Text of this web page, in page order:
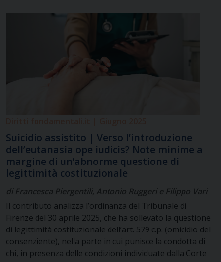
definiscono i presupposti, i tempi e le condizioni per
l’accesso di un individuo al suicidio assistito, tramite il
Servizio Sanitario Nazionale. La normativa regionale ha
sancito un vero e proprio diritto all’erogazione di
“prestazioni” di suicidio assistito, questo il parere
espresso. La Regione avrebbe esercitato, come si legge
nel Preambolo della legge, le proprie competenze in
dettando norme che si ritengono essere…
Suicidio assistito | Verso l’introduzione
dell’eutanasia ope iudicis? Note minime a
margine di un’abnorme questione di
legittimità costituzionale
di Francesca Piergentili, Antonio Ruggeri e Filippo Vari
Il contributo analizza l’ordinanza del Tribunale di
Firenze del 30 aprile 2025, che ha sollevato la questione
di legittimità costituzionale dell’art. 579 c.p. (omicidio del
consenziente), nella parte in cui punisce la condotta di
chi, in presenza delle condizioni individuate dalla Corte